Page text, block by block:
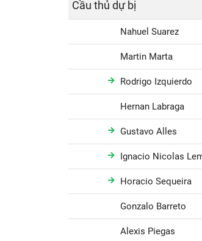
Cầu thủ dự bị
Nahuel Suarez
Martin Marta
Rodrigo Izquierdo
Hernan Labraga
Gustavo Alles
Ignacio Nicolas
Horacio Sequeira
Gonzalo Barreto
Alexis Piegas